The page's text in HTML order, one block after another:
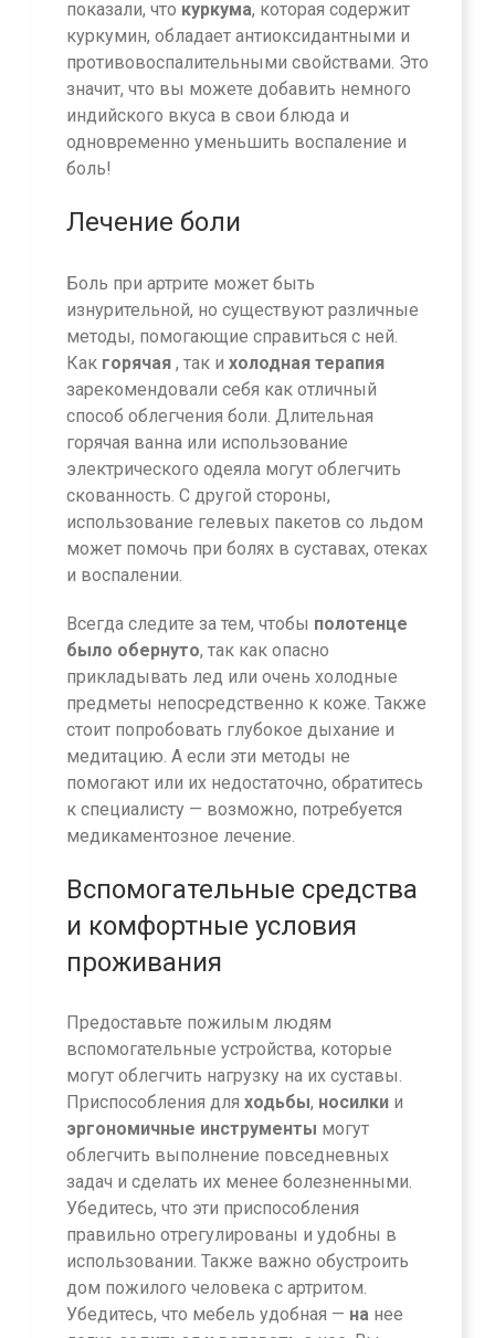
показали, что куркума, которая содержит
куркумин, обладает антиоксидантными и
противовоспалительными свойствами. Это
значит, что вы можете добавить немного
индийского вкуса в свои блюда и
одновременно уменьшить воспаление и
боль!
Лечение боли
Боль при артрите может быть
изнурительной, но существуют различные
методы, помогающие справиться с ней.
Как горячая , так и холодная терапия
зарекомендовали себя как отличный
способ облегчения боли. Длительная
горячая ванна или использование
электрического одеяла могут облегчить
скованность. С другой стороны,
использование гелевых пакетов со льдом
может помочь при болях в суставах, отеках
и воспалении.
Всегда следите за тем, чтобы полотенце
было обернуто, так как опасно
прикладывать лед или очень холодные
предметы непосредственно к коже. Также
стоит попробовать глубокое дыхание и
медитацию. А если эти методы не
помогают или их недостаточно, обратитесь
к специалисту — возможно, потребуется
медикаментозное лечение.
Вспомогательные средства
и комфортные условия
проживания
Предоставьте пожилым людям
вспомогательные устройства, которые
могут облегчить нагрузку на их суставы.
Приспособления для ходьбы, носилки и
эргономичные инструменты могут
облегчить выполнение повседневных
задач и сделать их менее болезненными.
Убедитесь, что эти приспособления
правильно отрегулированы и удобны в
использовании. Также важно обустроить
дом пожилого человека с артритом.
Убедитесь, что мебель удобная — на нее